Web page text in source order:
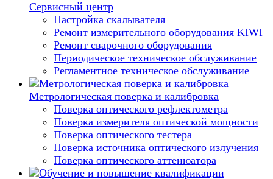
Сервисный центр
Настройка скалывателя
Ремонт измерительного оборудования KIWI
Ремонт сварочного оборудования
Периодическое техническое обслуживание
Регламентное техническое обслуживание
Метрологическая поверка и калибровка
Поверка оптического рефлектометра
Поверка измерителя оптической мощности
Поверка оптического тестера
Поверка источника оптического излучения
Поверка оптического аттенюатора